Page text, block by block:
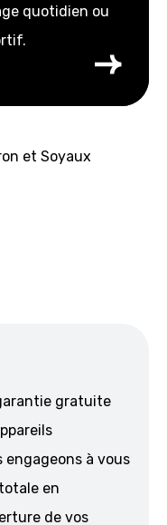
quotidien ou
gratuite
engageons à vous
en
de vos